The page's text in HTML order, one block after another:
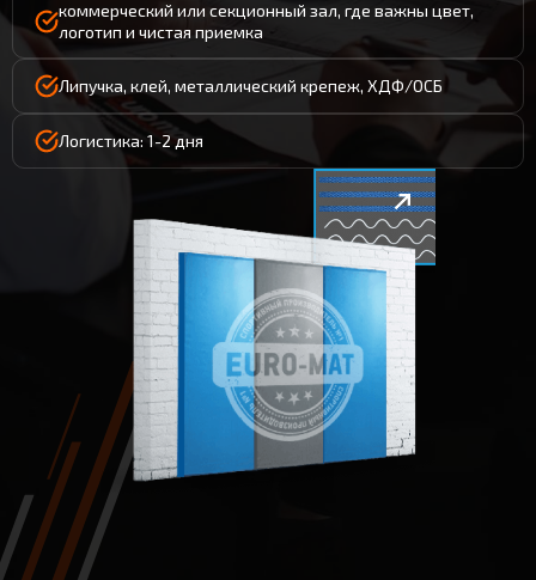
коммерческий или секционный зал, где важны цвет,
логотип и чистая приемка
Липучка, клей, металлический крепеж, ХДФ/ОСБ
Логистика: 1-2 дня